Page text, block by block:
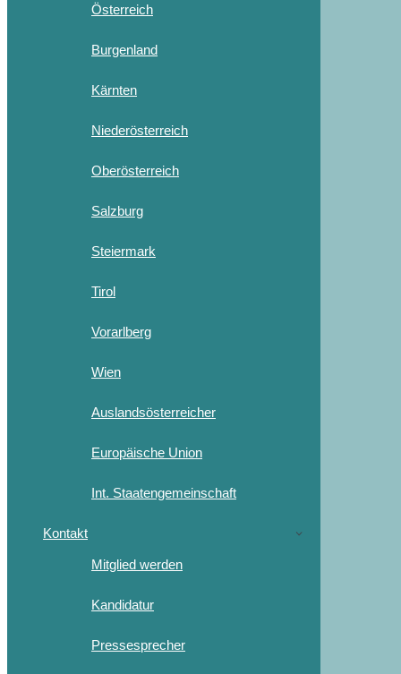
Österreich
Burgenland
Kärnten
Niederösterreich
Oberösterreich
Salzburg
Steiermark
Tirol
Vorarlberg
Wien
Auslandsösterreicher
Europäische Union
Int. Staatengemeinschaft
Kontakt
Mitglied werden
Kandidatur
Pressesprecher